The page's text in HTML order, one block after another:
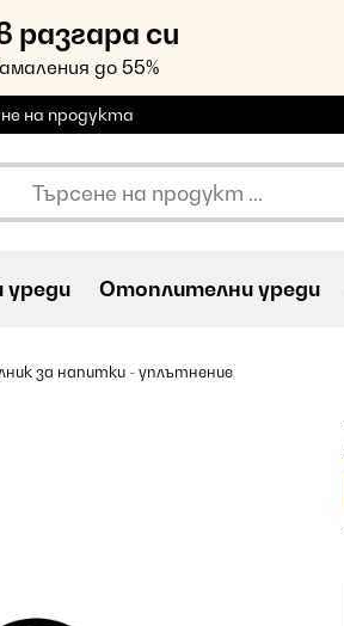
си
до 55%
на продукта
уреди Oтоплителни уреди
за напитки - уплътнение